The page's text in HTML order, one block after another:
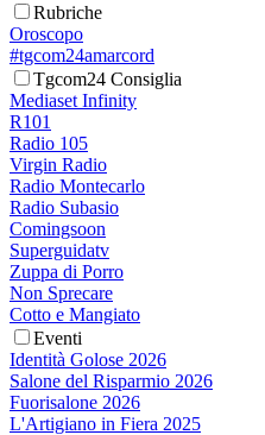
Rubriche
Oroscopo
#tgcom24amarcord
Tgcom24 Consiglia
Mediaset Infinity
R101
Radio 105
Virgin Radio
Radio Montecarlo
Radio Subasio
Comingsoon
Superguidatv
Zuppa di Porro
Non Sprecare
Cotto e Mangiato
Eventi
Identità Golose 2026
Salone del Risparmio 2026
Fuorisalone 2026
L'Artigiano in Fiera 2025